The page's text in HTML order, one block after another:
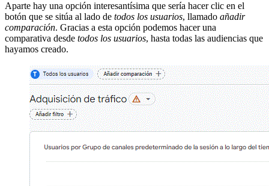
Aparte hay una opción interesantísima que sería hacer clic en el
botón que se sitúa al lado de todos los usuarios, llamado añadir
comparación. Gracias a esta opción podemos hacer una
comparativa desde todos los usuarios, hasta todas las audiencias que
hayamos creado.